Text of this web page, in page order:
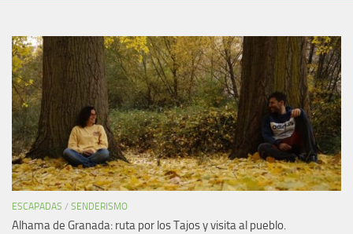
ESCAPADAS / SENDERISMO
Alhama de Granada: ruta por los Tajos y visita al pueblo.